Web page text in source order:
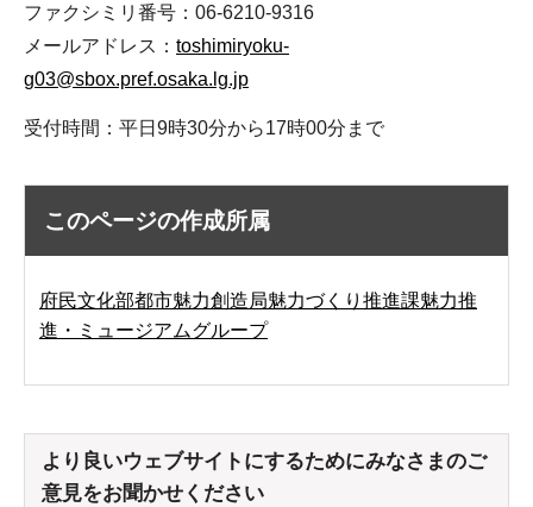
ファクシミリ番号：06-6210-9316
メールアドレス： toshimiryoku-
g03@sbox.pref.osaka.lg.jp
受付時間：平日9時30分から17時00分まで
このページの作成所属
府民文化部都市魅力創造局魅力づくり推進課魅力推
進・ミュージアムグループ
より良いウェブサイトにするためにみなさまのご
意見をお聞かせください